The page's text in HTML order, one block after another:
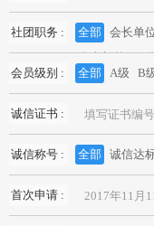
社团职务 : 全部 会长单
监事长单位
会员级别 :
全部 A级 B
诚信证书 :
诚信称号 : 全部 诚信达
首次申请 :